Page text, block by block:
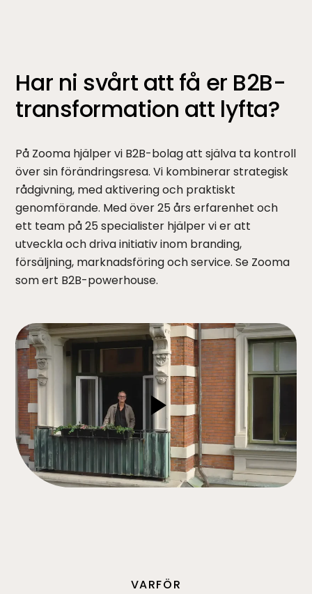
Har ni svårt att få er B2B-
transformation att lyfta?
På Zooma hjälper vi B2B-bolag att själva ta kontroll
över sin förändringsresa. Vi kombinerar strategisk
rådgivning, med aktivering och praktiskt
genomförande. Med över 25 års erfarenhet och
ett team på 25 specialister hjälper vi er att
utveckla och driva initiativ inom branding,
försäljning, marknadsföring och service. Se Zooma
som ert B2B-powerhouse.
VARFÖR